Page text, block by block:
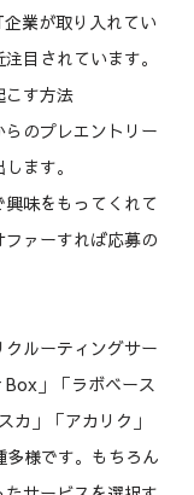
業が取り入れてい
目されています。
こす方法
のプレエントリー
ます。
味をもってくれて
ァーすれば応募の
ルーティングサー
」「ラボベース
カ」「アカリク」
多様です。もちろん